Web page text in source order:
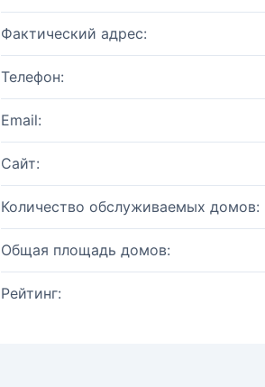
Фактический адрес:
Телефон:
Email:
Сайт:
Количество обслуживаемых домов:
Общая площадь домов:
Рейтинг: